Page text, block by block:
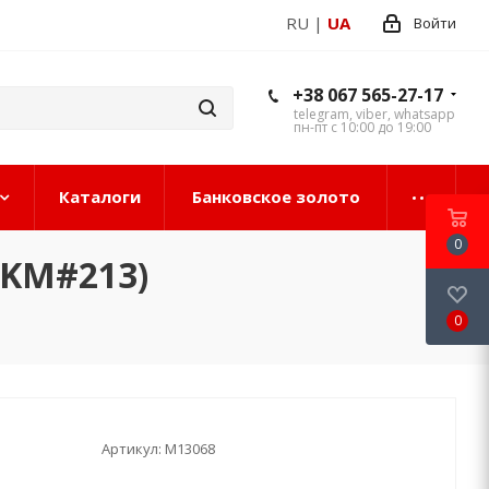
Войти
RU | UA
+38 067 565-27-17
telegram, viber, whatsapp
пн-пт с 10:00 до 19:00
Каталоги Банковское золото
Артикул: М13068
0
0